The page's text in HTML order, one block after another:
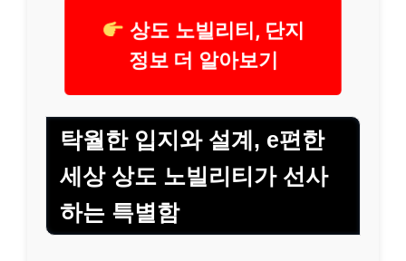
상도 노빌리티, 단지
정보 더 알아보기
탁월한 입지와 설계, e편한
세상 상도 노빌리티가 선사
하는 특별함